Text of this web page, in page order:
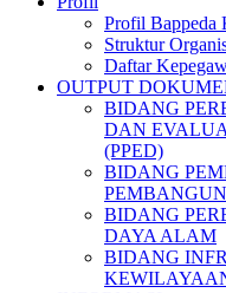
Profil Bappeda
Struktur
Daftar
OUTPUT
BIDANG
DAN
(PPED)
BIDANG
BIDANG
DAYA ALAM
BIDANG